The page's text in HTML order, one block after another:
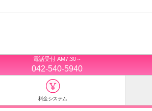
電話受付 AM7:30～
042-540-5940
料金システム